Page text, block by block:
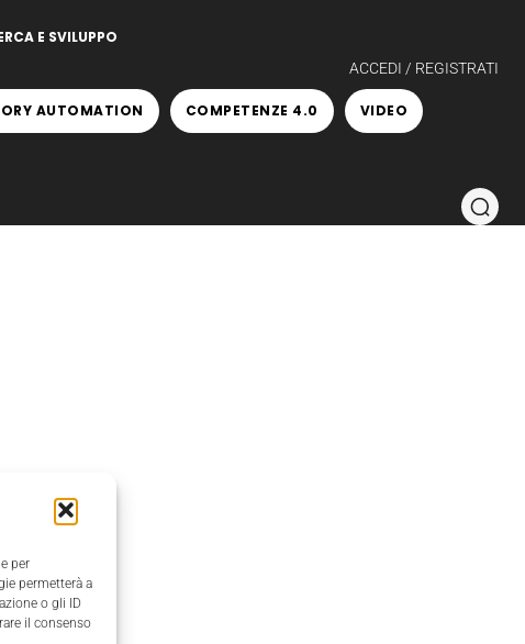
per
permetterà a
o gli ID
il consenso
E SVILUPPO
ACCEDI / REGISTRATI
AUTOMATION COMPETENZE 4.0 VIDEO
Edicola